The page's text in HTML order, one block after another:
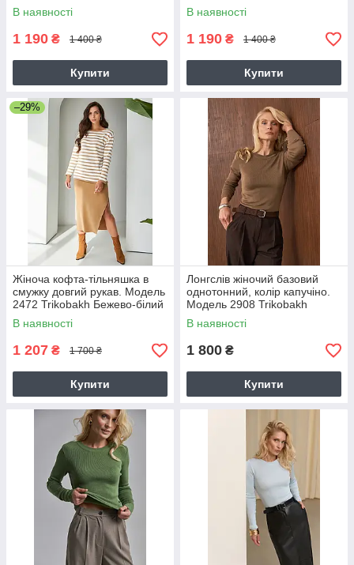
В наявності
1 190 ₴ 1 400 ₴
Купити
В наявності
1 190 ₴ 1 400 ₴
Купити
–29%
Жіноча кофта-тільняшка в
смужку довгий рукав. Модель
2472 Trikobakh Бежево-білий
В наявності
1 207 ₴ 1 700 ₴
Купити
Лонгслів жіночий базовий
однотонний, колір капучіно.
Модель 2908 Trikobakh
В наявності
1 800 ₴
Купити